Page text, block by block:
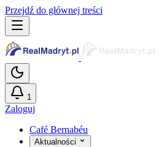
Przejdź do głównej treści
1
Zaloguj
Café Bernabéu
Aktualności